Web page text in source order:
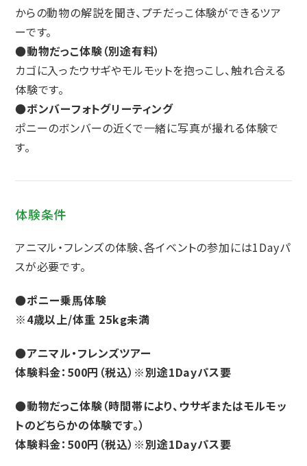
からの動物の解説を聞き、プチだっこ体験ができるツア
ーです。
●動物だっこ体験（別途有料）
カゴに入ったウサギやモルモットを抱っこし、触れ合える
体験です。
●ボンバーフォトグリーティング
ポニーのボンバーの近くで一緒に写真が撮れる体験で
す。
体験条件
アニマル・フレンズの体験、各イベントの参加には1Dayパ
スが必要です。
●ポニー乗⾺体験
※4歳以上/体重 25kg未満
●アニマル・フレンズツアー
体験料金：500円（税込）※別途1Dayパス要
●動物だっこ体験（時間帯により、ウサギまたはモルモッ
トのどちらかの体験です。）
体験料金：500円（税込）※別途1Dayパス要